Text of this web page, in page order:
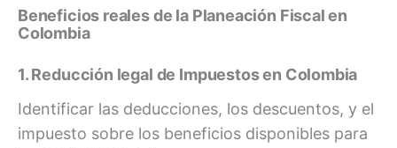
Beneficios reales de la Planeación Fiscal en
Colombia
1. Reducción legal de Impuestos en Colombia
Identificar las deducciones, los descuentos, y el
impuesto sobre los beneficios disponibles para